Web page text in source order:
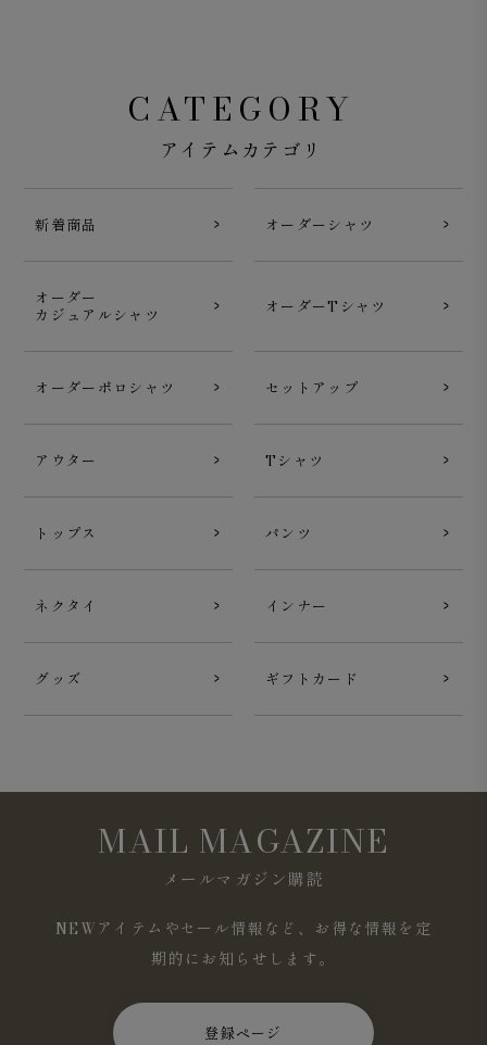
CATEGORY
アイテムカテゴリ
新着商品 オーダーシャツ
オーダー
カジュアルシャツ
オーダーTシャツ
オーダーポロシャツ セットアップ
アウター Tシャツ
トップス パンツ
ネクタイ インナー
グッズ ギフトカード
MAIL MAGAZINE
メールマガジン購読
NEWアイテムやセール情報など、お得な情報を定
期的にお知らせします。
登録ページ